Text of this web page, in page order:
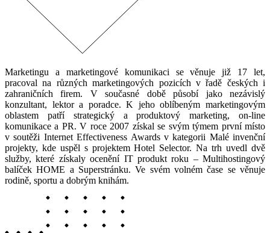
Marketingu a marketingové komunikaci se věnuje již 17 let,
pracoval na různých marketingových pozicích v řadě českých i
zahraničních firem. V současné době působí jako nezávislý
konzultant, lektor a poradce. K jeho oblíbeným marketingovým
oblastem patří strategický a produktový marketing, on-line
komunikace a PR. V roce 2007 získal se svým týmem první místo
v soutěži Internet Effectiveness Awards v kategorii Malé invenční
projekty, kde uspěl s projektem Hotel Selector. Na trh uvedl dvě
služby, které získaly ocenění IT produkt roku – Multihostingový
balíček HOME a Superstránku. Ve svém volném čase se věnuje
rodině, sportu a dobrým knihám.